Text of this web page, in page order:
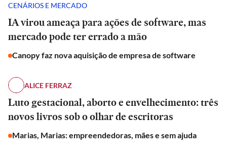
CENÁRIOS E MERCADO
IA virou ameaça para ações de software, mas
mercado pode ter errado a mão
Canopy faz nova aquisição de empresa de software
ALICE FERRAZ
Luto gestacional, aborto e envelhecimento: três
novos livros sob o olhar de escritoras
Marias, Marias: empreendedoras, mães e sem ajuda